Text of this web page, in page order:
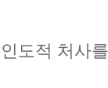
도적 처사